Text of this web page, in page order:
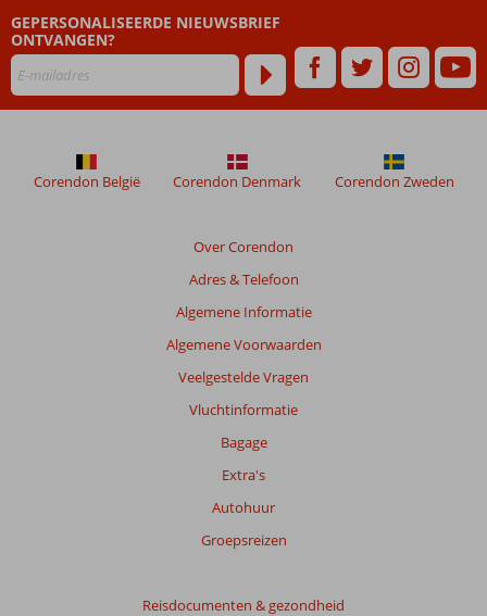
Beoordelingen
die
dan
maanden
worden
GEPERSONALISEERDE NIEUWSBRIEF
ONTVANGEN?
Over Corendon
Adres & Telefoon
Algemene Informatie
Algemene Voorwaarden
Veelgestelde Vragen
Vluchtinformatie
Bagage
Extra's
Autohuur
Groepsreizen
Reisdocumenten & gezondheid
Corendon België Corendon Denmark Corendon Zweden